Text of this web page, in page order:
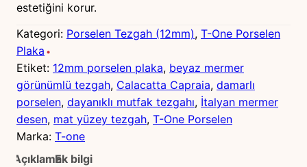
estetiğini korur.
Kategori: Porselen Tezgah (12mm), T-One Porselen
Plaka
Etiket: 12mm porselen plaka, beyaz mermer
görünümlü tezgah, Calacatta Capraia, damarlı
porselen, dayanıklı mutfak tezgahı, İtalyan mermer
desen, mat yüzey tezgah, T-One Porselen
Marka: T-one
AçıklamaEk bilgi